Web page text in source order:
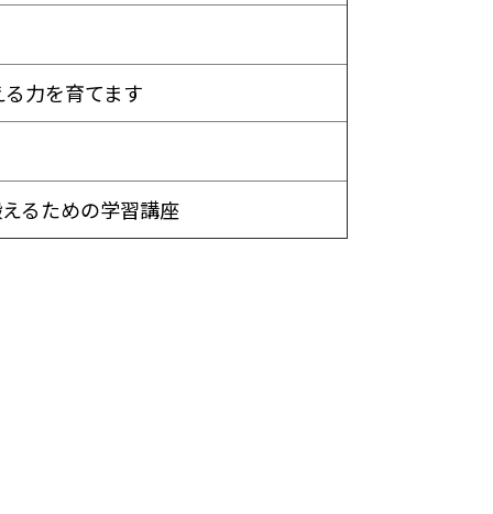
力を育てます
るための学習講座